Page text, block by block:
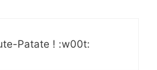
Patate ! :w00t: